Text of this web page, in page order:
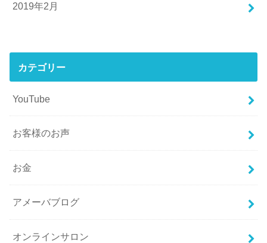
2019年2月
カテゴリー
YouTube
お客様のお声
お金
アメーバブログ
オンラインサロン